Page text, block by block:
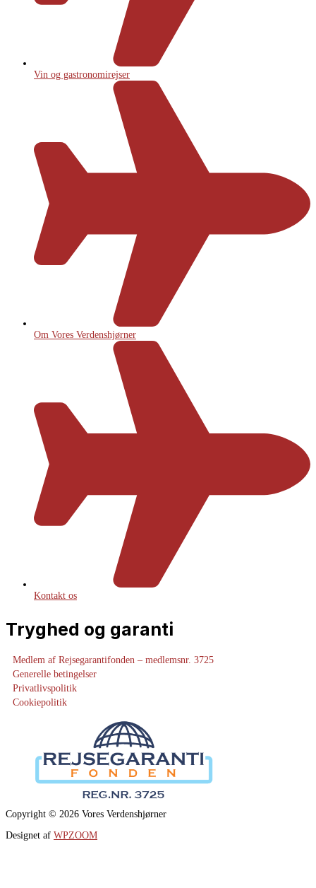
Vin og gastronomirejser
Om Vores Verdenshjørner
Kontakt os
Tryghed og garanti
Medlem af Rejsegarantifonden – medlemsnr. 3725
Generelle betingelser
Privatlivspolitik
Cookiepolitik
Copyright © 2026 Vores Verdenshjørner
Designet af WPZOOM